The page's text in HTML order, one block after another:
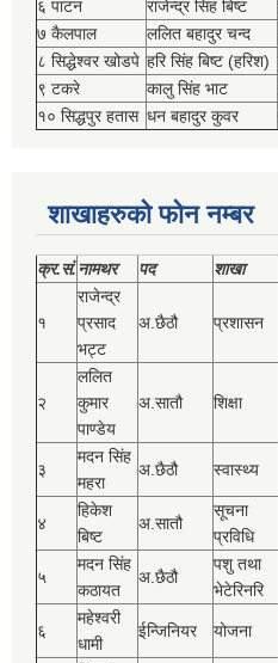
६ पाटन राजेन्द्र सिंह बिष्‍ट
७ कैलपाल
ललित बहादुर चन्द
८ सिद्धेश्‍वर खोडपे हरि सिंह बिष्‍ट (हरिश)
९ टकरे
कालु सिंह भाट
१० सिद्धपुर हतास धन बहादुर कुवर
शाखाहरुको फोन नम्बर
क्र.सं.नामथर पद शाखा
१
राजेन्द्र
प्रसाद
भट्ट
अ.छैठौ प्रशासन
२
ललित
कुमार
पाण्डेय
अ.सातौ शिक्षा
३
मदन सिंह
महरा
अ.छैठौ स्वास्थ्य
४
हिकेश
बिष्‍ट
अ.सातौ
सूचना
प्रविधि
५
मदन सिंह
कठायत
अ.छैठौ
पशु तथा
भेटेरिनरि
६
महेश्‍वरी
धामी
ईन्जिनियर योजना